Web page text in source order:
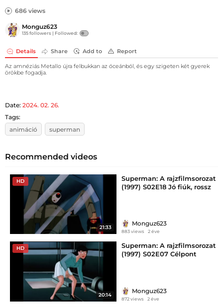
686 views
Monguz623
135 followers | Followed:
Details Share Add to Report
Az amnéziás Metallo újra felbukkan az óceánból, és egy szigeten két gyerek
örökbe fogadja.
Date: 2024. 02. 26.
Tags:
animáció
superman
Recommended videos
HD
21:33
Superman: A rajzfilmsorozat
(1997) S02E18 Jó fiúk, rossz
Monguz623
883 views 2 éve
HD
20:14
Superman: A rajzfilmsorozat
(1997) S02E07 Célpont
Monguz623
872 views 2 éve